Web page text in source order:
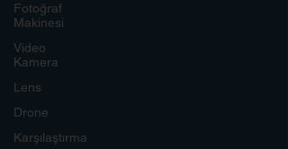
Fotoğraf
Makinesi
Video
Kamera
Lens
Drone
Karşılaştırma